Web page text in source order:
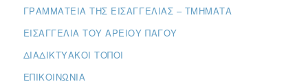
ΓΡΑΜΜΑΤΕΊΑ ΤΗΣ ΕΙΣΑΓΓΕΛΊΑΣ – ΤΜΉΜΑΤΑ
ΕΙΣΑΓΓΕΛΊΑ ΤΟΥ ΑΡΕΊΟΥ ΠΆΓΟΥ
ΔΙΑΔΙΚΤΥΑΚΟΊ ΤΌΠΟΙ
ΕΠΙΚΟΙΝΩΝΊΑ